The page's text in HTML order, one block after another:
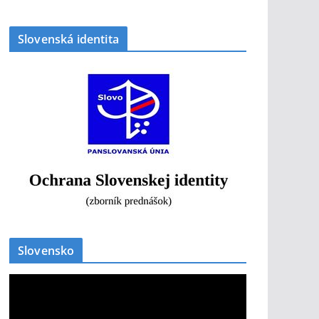
Slovenská identita
Slovensko